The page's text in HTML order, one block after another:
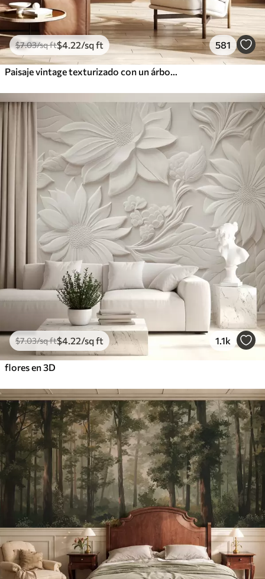
$7.03/sq ft$4 .22/sq ft 581
$7.03/sq ft$4 .22/sq ft 1.1k
flores en 3D